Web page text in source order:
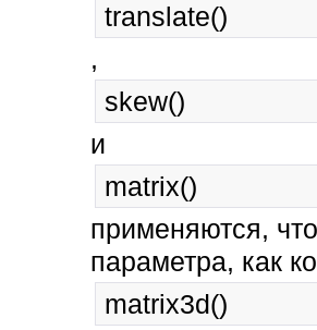
translate()
,
skew()
и
matrix()
применяются,
параметра, как
matrix3d()